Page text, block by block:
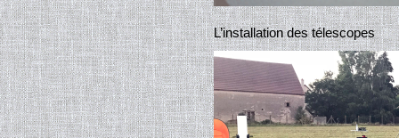
L’installation des télescopes